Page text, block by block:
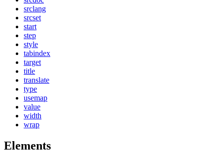
srclang
srcset
start
step
style
tabindex
target
title
translate
type
usemap
value
width
wrap
Elements